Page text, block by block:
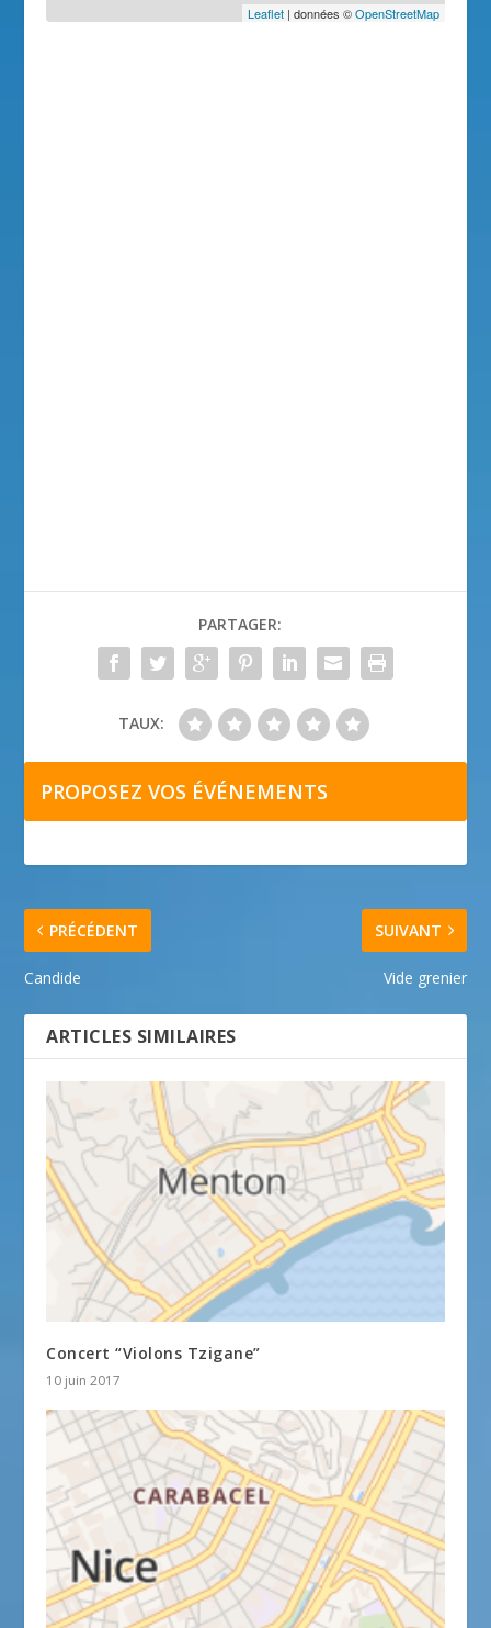
Leaflet| données ©OpenStreetMap
PARTAGER:
TAUX:
PROPOSEZ VOS ÉVÉNEMENTS
PRÉCÉDENT
Candide
SUIVANT
Vide grenier
ARTICLES SIMILAIRES
Concert “Violons Tzigane”
10 juin 2017